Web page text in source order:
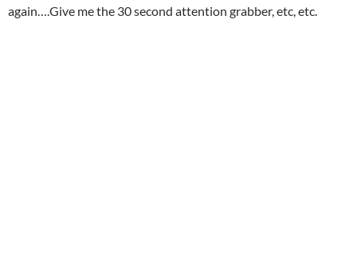
again….Give me the 30 second attention grabber, etc, etc.